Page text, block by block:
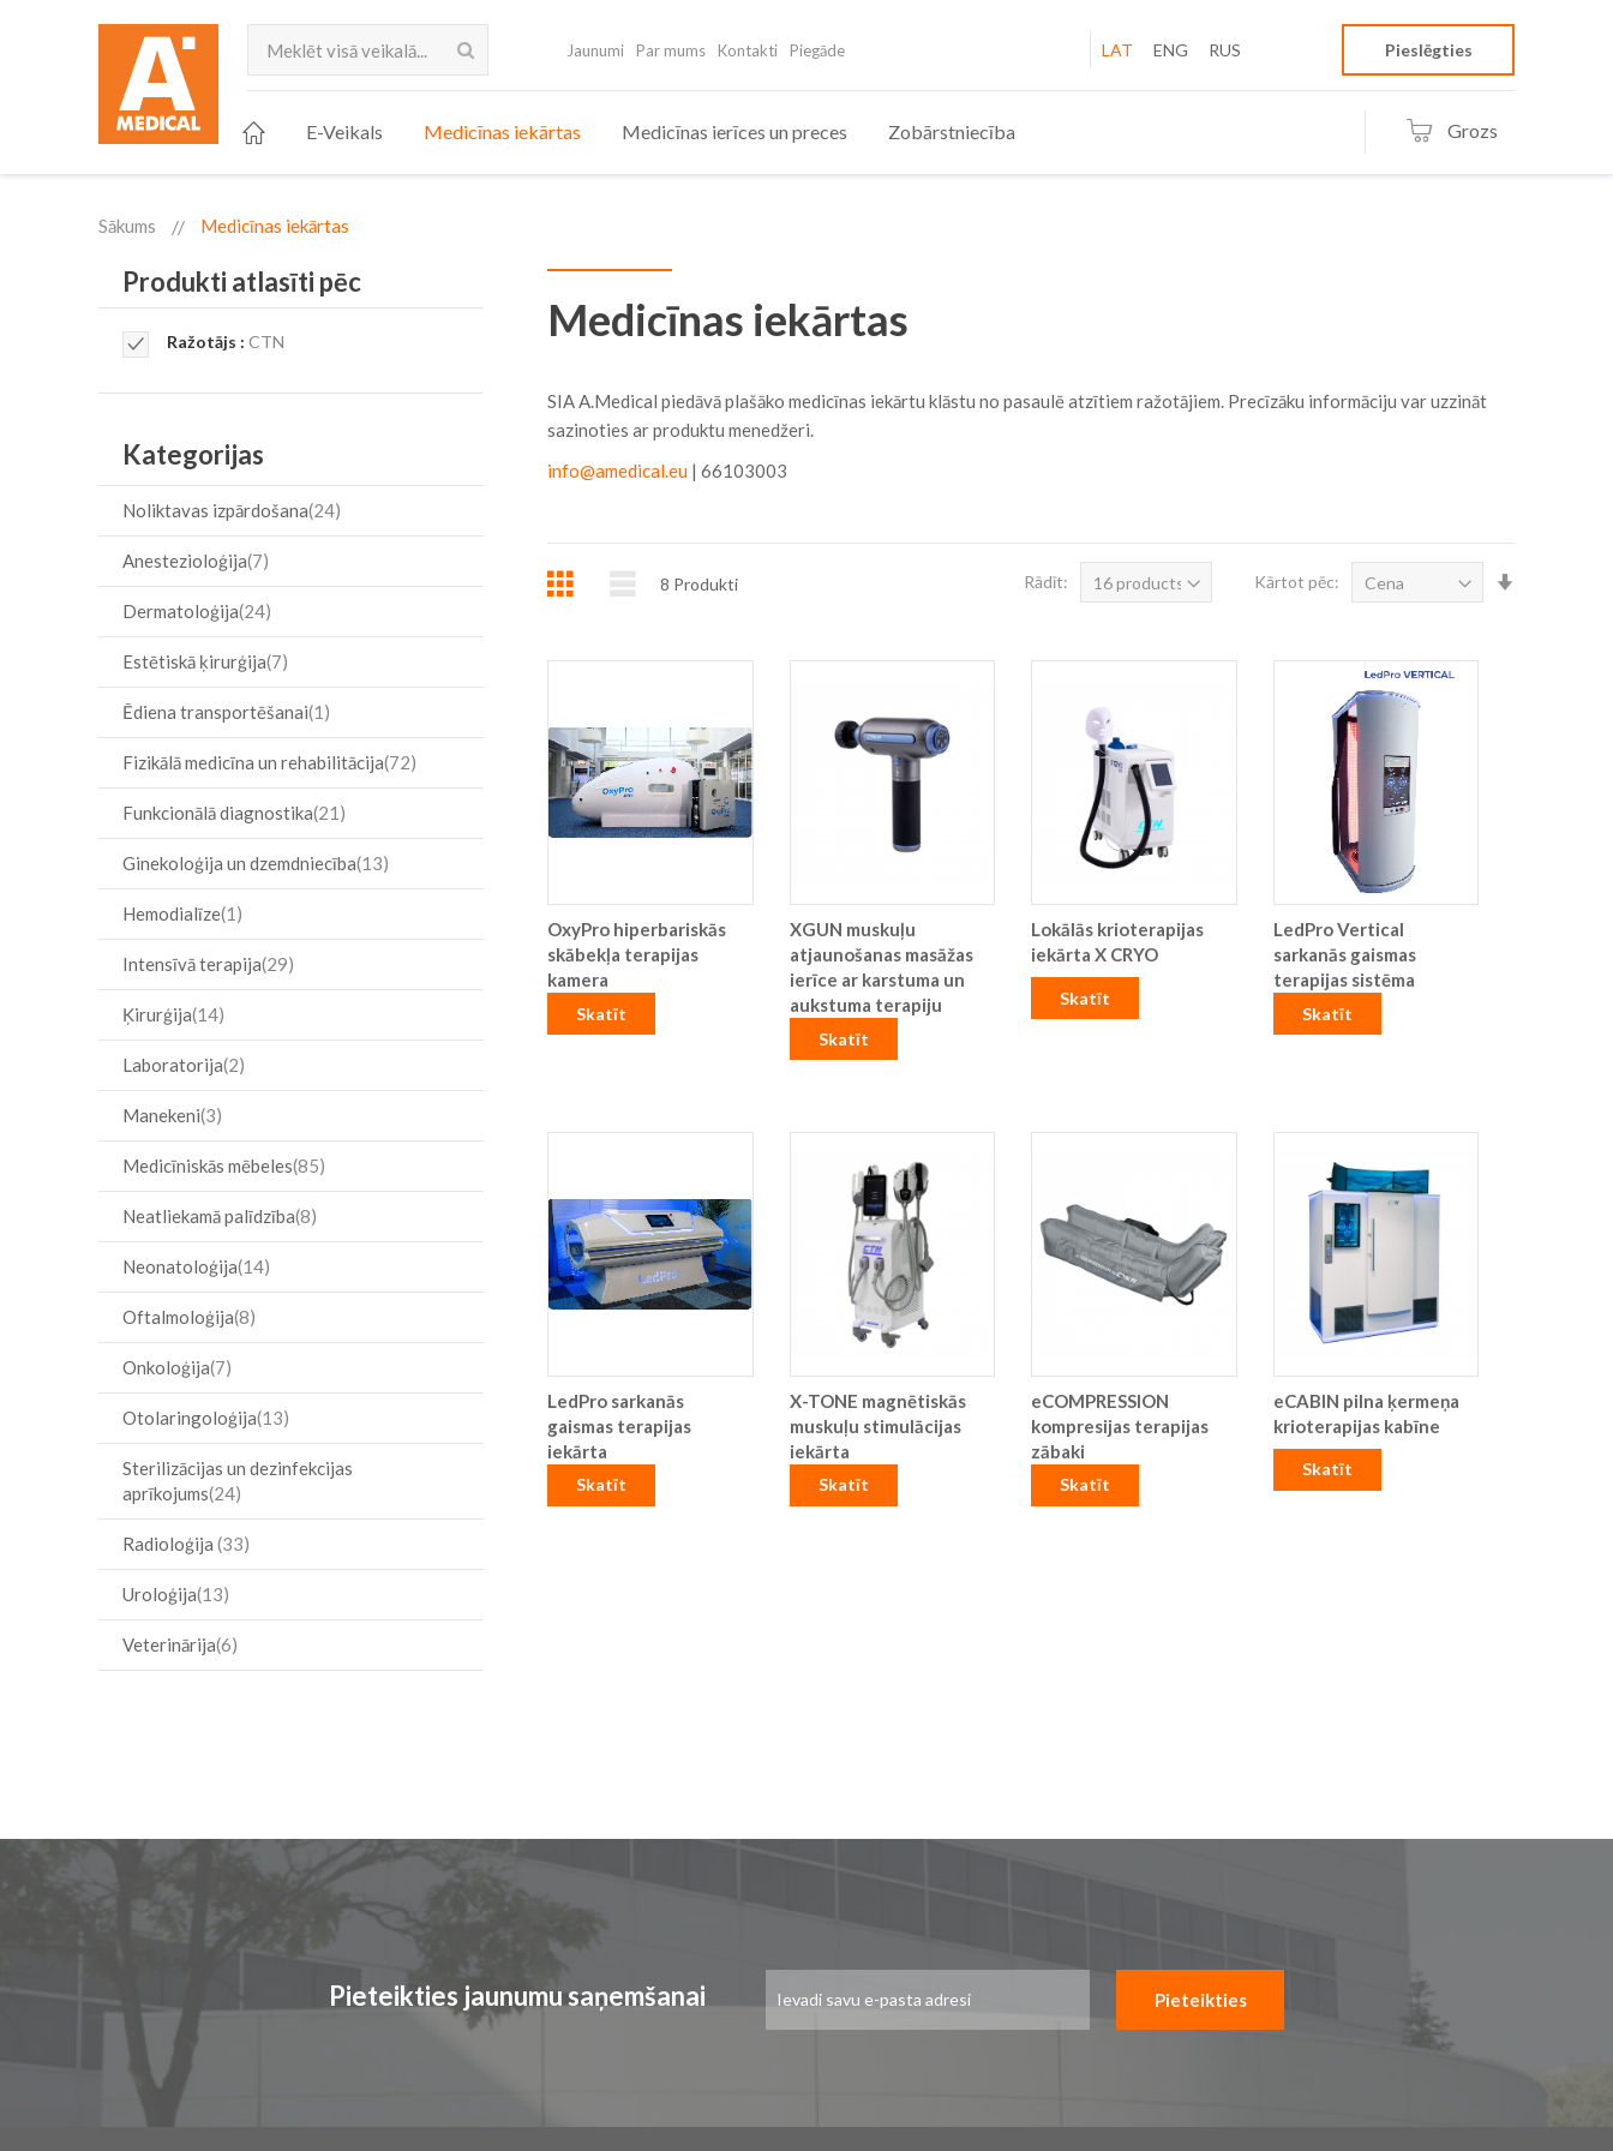
Meklēt
Jaunumi Par mums Kontakti Piegāde LAT ENG RUS Pieslēgties
E-Veikals Medicīnas iekārtas Medicīnas ierīces un preces Zobārstniecība Grozs
Sākums Medicīnas iekārtas
Medicīnas iekārtas
SIA A.Medical piedāvā plašāko medicīnas iekārtu klāstu no pasaulē atzītiem ražotājiem. Precīzāku informāciju var uzzināt
sazinoties ar produktu menedžeri.
info@amedical.eu | 66103003
Režģis Saraksts
8 Produkti Rādīt: Kārtot pēc:
OxyPro hiperbariskās
skābekļa terapijas
kamera
Skatīt
XGUN muskuļu
atjaunošanas masāžas
ierīce ar karstuma un
aukstuma terapiju
Skatīt
Lokālās krioterapijas
iekārta X CRYO
Skatīt
LedPro Vertical
sarkanās gaismas
terapijas sistēma
Skatīt
LedPro sarkanās
gaismas terapijas
iekārta
Skatīt
X-TONE magnētiskās
muskuļu stimulācijas
iekārta
Skatīt
eCOMPRESSION
kompresijas terapijas
zābaki
Skatīt
eCABIN pilna ķermeņa
krioterapijas kabīne
Skatīt
Produkti atlasīti pēc
Ražotājs CTN
Remove
Item
Kategorijas
Noliktavas izpārdošana 24
Anestezioloģija 7
Dermatoloģija 24
Estētiskā ķirurģija 7
Ēdiena transportēšanai 1
Fizikālā medicīna un rehabilitācija 72
Funkcionālā diagnostika 21
Ginekoloģija un dzemdniecība 13
Hemodialīze 1
Intensīvā terapija 29
Ķirurģija 14
Laboratorija 2
Manekeni 3
Medicīniskās mēbeles 85
Neatliekamā palīdzība 8
Neonatoloģija 14
Oftalmoloģija 8
Onkoloģija 7
Otolaringoloģija 13
Sterilizācijas un dezinfekcijas
aprīkojums 24
Radioloģija 33
Uroloģija 13
Veterinārija 6
Pieteikties jaunumu saņemšanai
jaunumu
Pieteikties